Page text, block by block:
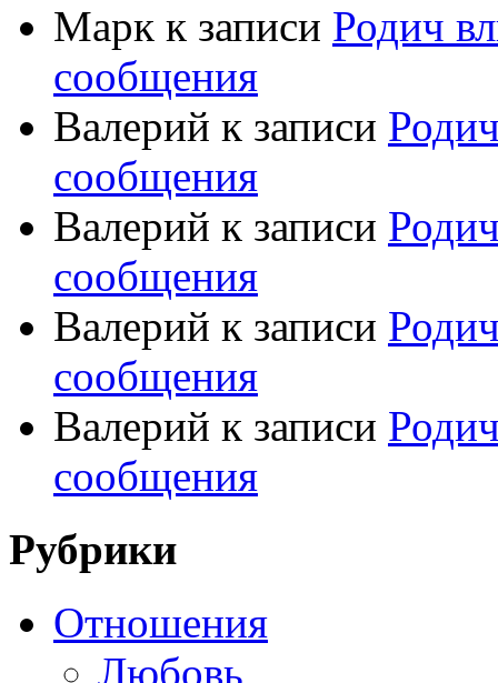
Марк к записи Родич
сообщения
Валерий к записи
сообщения
Валерий к записи
сообщения
Валерий к записи
сообщения
Валерий к записи
сообщения
Рубрики
Отношения
Любовь